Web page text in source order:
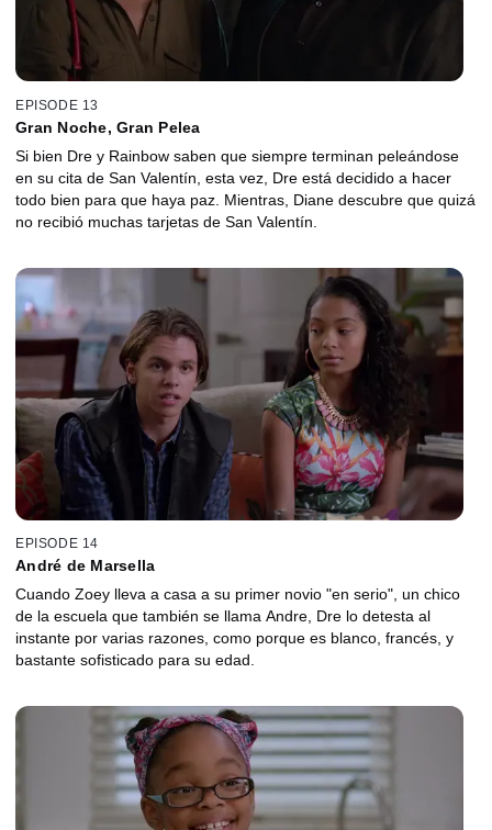
EPISODE 13
Gran Noche, Gran Pelea
Si bien Dre y Rainbow saben que siempre terminan peleándose
en su cita de San Valentín, esta vez, Dre está decidido a hacer
todo bien para que haya paz. Mientras, Diane descubre que quizá
no recibió muchas tarjetas de San Valentín.
EPISODE 14
André de Marsella
Cuando Zoey lleva a casa a su primer novio "en serio", un chico
de la escuela que también se llama Andre, Dre lo detesta al
instante por varias razones, como porque es blanco, francés, y
bastante sofisticado para su edad.